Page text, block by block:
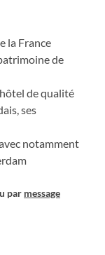
la France
de
de qualité
ses
notamment
par message